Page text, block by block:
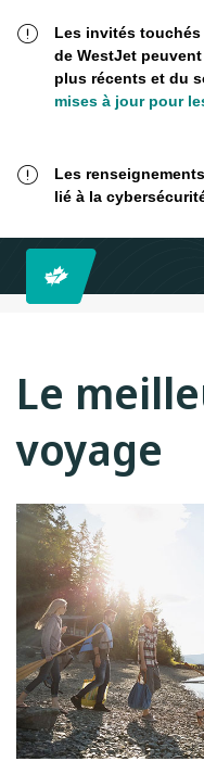
Les invités
de WestJet
plus récents et du
mises à jour pour
Les
lié à la
Le
voyage